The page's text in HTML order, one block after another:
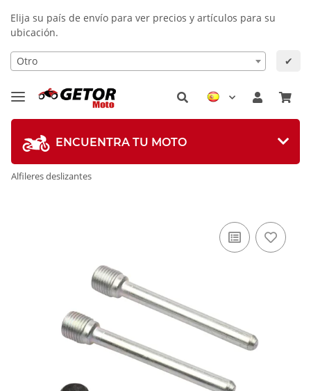
Elija su país de envío para ver precios y artículos para su
ubicación.
Otro ✔
ENCUENTRA TU MOTO
Alfileres deslizantes